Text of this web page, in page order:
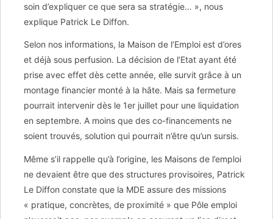
soin d’expliquer ce que sera sa stratégie… », nous
explique Patrick Le Diffon.
Selon nos informations, la Maison de l’Emploi est d’ores
et déjà sous perfusion. La décision de l’Etat ayant été
prise avec effet dès cette année, elle survit grâce à un
montage financier monté à la hâte. Mais sa fermeture
pourrait intervenir dès le 1er juillet pour une liquidation
en septembre. A moins que des co-financements ne
soient trouvés, solution qui pourrait n’être qu’un sursis.
Même s’il rappelle qu’à l’origine, les Maisons de l’emploi
ne devaient être que des structures provisoires, Patrick
Le Diffon constate que la MDE assure des missions
« pratique, concrètes, de proximité » que Pôle emploi